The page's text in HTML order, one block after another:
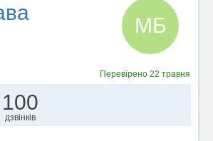
МБ
Перевірено22 травня
100
дзвінків